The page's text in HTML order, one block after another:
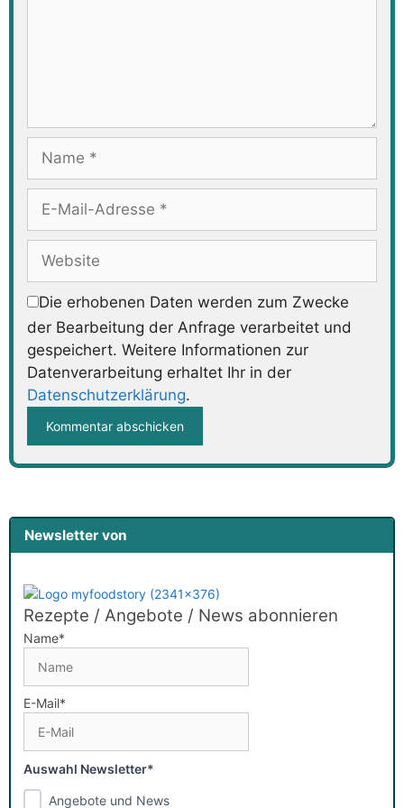
Mail-
Adresse
Die erhobenen Daten werden zum Zwecke
der Bearbeitung der Anfrage verarbeitet und
gespeichert. Weitere Informationen zur
Datenverarbeitung erhaltet Ihr in der
Datenschutzerklärung.
Newsletter von
Rezepte / Angebote / News abonnieren
Name*
E-Mail*
Auswahl Newsletter*
Angebote und News